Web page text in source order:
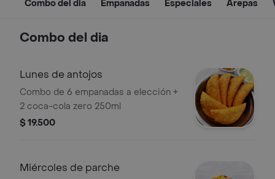
Combo del dia Empanadas Especiales Arepas
Combo del dia
Lunes de antojos
Combo de 6 empanadas a elección +
2 coca-cola zero 250ml
$ 19.500
Miércoles de parche